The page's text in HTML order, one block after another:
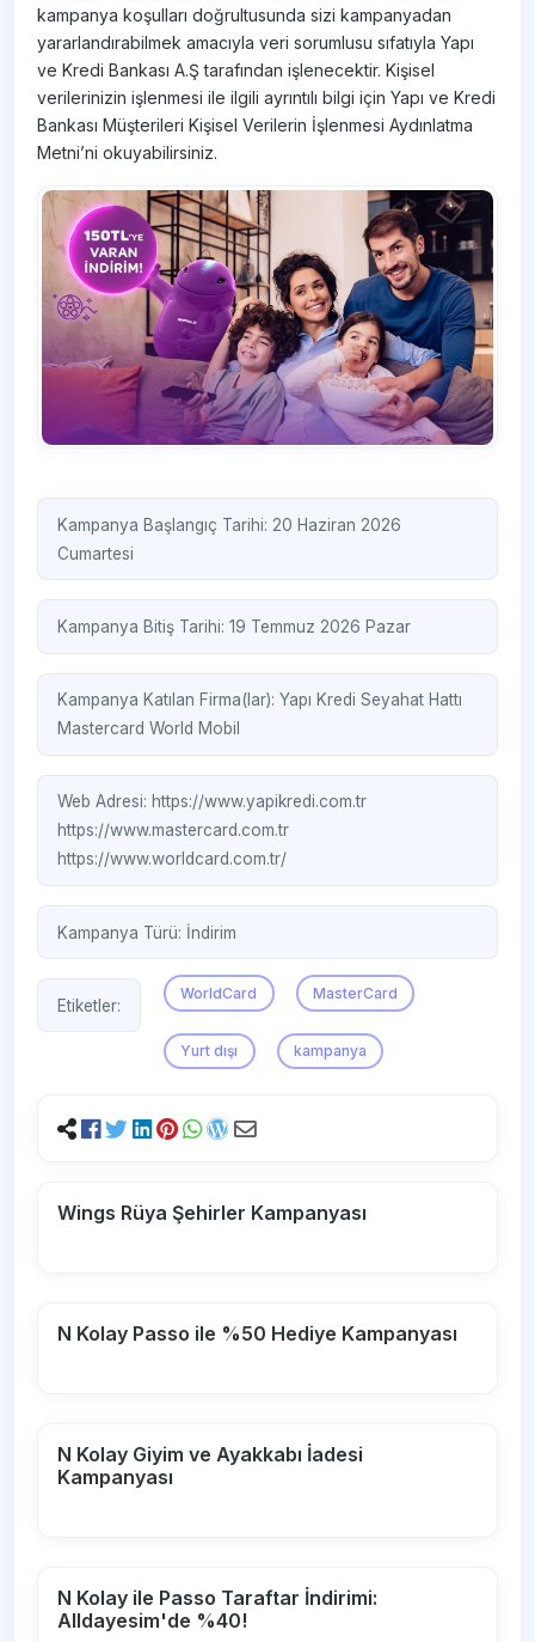
kampanya koşulları doğrultusunda sizi kampanyadan
yararlandırabilmek amacıyla veri sorumlusu sıfatıyla Yapı
ve Kredi Bankası A.Ş tarafından işlenecektir. Kişisel
verilerinizin işlenmesi ile ilgili ayrıntılı bilgi için Yapı ve Kredi
Bankası Müşterileri Kişisel Verilerin İşlenmesi Aydınlatma
Metni’ni okuyabilirsiniz.
Kampanya Başlangıç Tarihi: 20 Haziran 2026
Cumartesi
Kampanya Bitiş Tarihi: 19 Temmuz 2026 Pazar
Kampanya Katılan Firma(lar):Yapı Kredi Seyahat Hattı
MastercardWorld Mobil
Web Adresi: https://www.yapikredi.com.tr
https://www.mastercard.com.tr
https://www.worldcard.com.tr/
Kampanya Türü: İndirim
Etiketler:
WorldCard MasterCard
Yurt dışı kampanya
Wings Rüya Şehirler Kampanyası
N Kolay Passo ile %50 Hediye Kampanyası
N Kolay Giyim ve Ayakkabı İadesi
Kampanyası
N Kolay ile Passo Taraftar İndirimi:
Alldayesim'de %40!